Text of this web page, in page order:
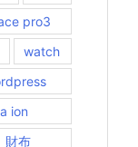
pro3
watch
ion
財布